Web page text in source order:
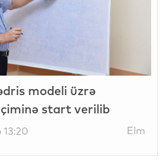
modeli üzrə
start verilib
Elm